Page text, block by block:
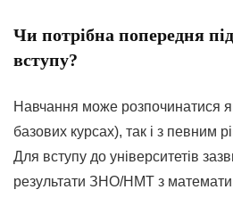
Чи потрібна попередня
вступу?
Навчання може розпочинатися
базових курсах), так і з певним
Для вступу до університетів
результати ЗНО/НМТ з